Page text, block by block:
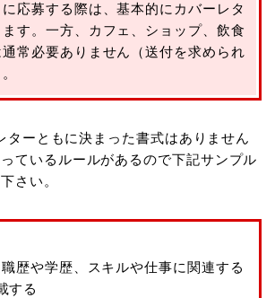
応募する際は、基本的にカバーレタ
す。一方、カフェ、ショップ、飲食
常必要ありません（送付を求められ
ターともに決まった書式はありません
ているルールがあるので下記サンプル
さい。
歴や学歴、スキルや仕事に関連する
する